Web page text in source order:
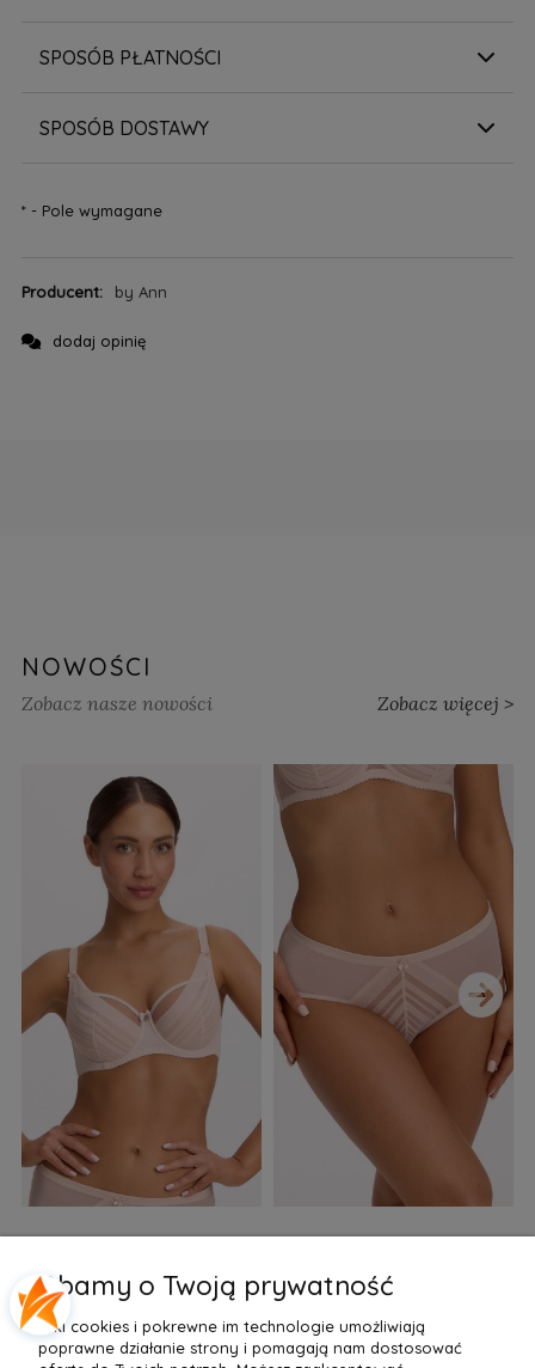
SPOSÓB PŁATNOŚCI
SPOSÓB DOSTAWY
*- Pole wymagane
Producent: by Ann
dodaj opinię
NOWOŚCI
Zobacz nasze nowości Zobacz więcej >
155,99 zł
Do Koszyka »
77,99 zł
Do Koszyka »
›
Dbamy o Twoją prywatność
Pliki cookies i pokrewne im technologie umożliwiają
poprawne działanie strony i pomagają nam dostosować